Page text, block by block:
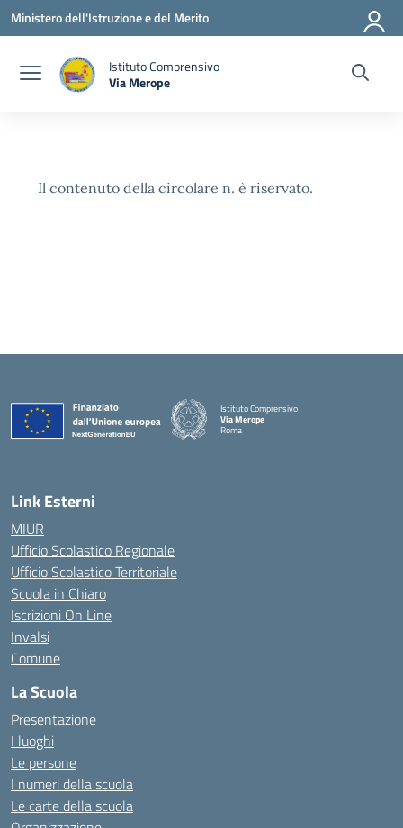
Vai ai contenuti
Vai al menu di navigazione
Vai al footer
Ministero dell'Istruzione e del Merito
Istituto Comprensivo
Via Merope
Il contenuto della circolare n. è riservato.
Istituto Comprensivo
Via Merope
Roma
Link Esterni
MIUR
Ufficio Scolastico Regionale
Ufficio Scolastico Territoriale
Scuola in Chiaro
Iscrizioni On Line
Invalsi
Comune
La Scuola
Presentazione
I luoghi
Le persone
I numeri della scuola
Le carte della scuola